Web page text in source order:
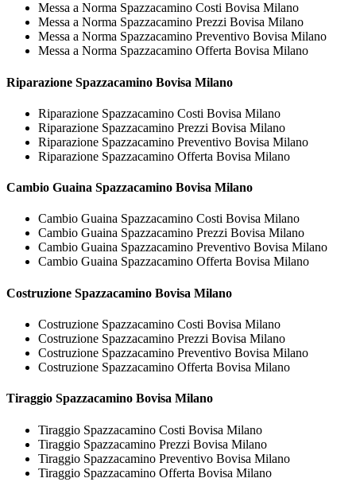
Messa a Norma Spazzacamino Costi Bovisa Milano
Messa a Norma Spazzacamino Prezzi Bovisa Milano
Messa a Norma Spazzacamino Preventivo Bovisa Milano
Messa a Norma Spazzacamino Offerta Bovisa Milano
Riparazione Spazzacamino Bovisa Milano
Riparazione Spazzacamino Costi Bovisa Milano
Riparazione Spazzacamino Prezzi Bovisa Milano
Riparazione Spazzacamino Preventivo Bovisa Milano
Riparazione Spazzacamino Offerta Bovisa Milano
Cambio Guaina Spazzacamino Bovisa Milano
Cambio Guaina Spazzacamino Costi Bovisa Milano
Cambio Guaina Spazzacamino Prezzi Bovisa Milano
Cambio Guaina Spazzacamino Preventivo Bovisa Milano
Cambio Guaina Spazzacamino Offerta Bovisa Milano
Costruzione Spazzacamino Bovisa Milano
Costruzione Spazzacamino Costi Bovisa Milano
Costruzione Spazzacamino Prezzi Bovisa Milano
Costruzione Spazzacamino Preventivo Bovisa Milano
Costruzione Spazzacamino Offerta Bovisa Milano
Tiraggio Spazzacamino Bovisa Milano
Tiraggio Spazzacamino Costi Bovisa Milano
Tiraggio Spazzacamino Prezzi Bovisa Milano
Tiraggio Spazzacamino Preventivo Bovisa Milano
Tiraggio Spazzacamino Offerta Bovisa Milano